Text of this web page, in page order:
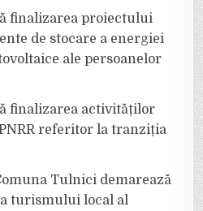
finalizarea proiectului
de stocare a energiei
ale persoanelor
finalizarea activităților
referitor la tranziția
Tulnici demarează
turismului local al